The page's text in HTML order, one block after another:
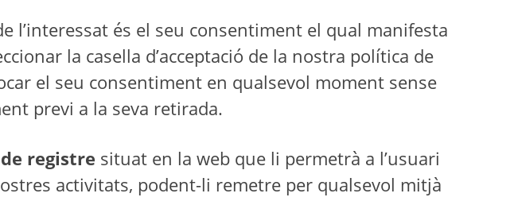
l’interessat és el seu consentiment el qual manifesta
la casella d’acceptació de la nostra política de
el seu consentiment en qualsevol moment sense
previ a la seva retirada.
registre situat en la web que li permetrà a l’usuari
activitats, podent-li remetre per qualsevol mitjà